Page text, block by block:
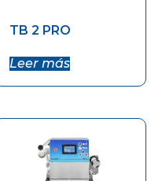
TB 2 PRO
Leer más